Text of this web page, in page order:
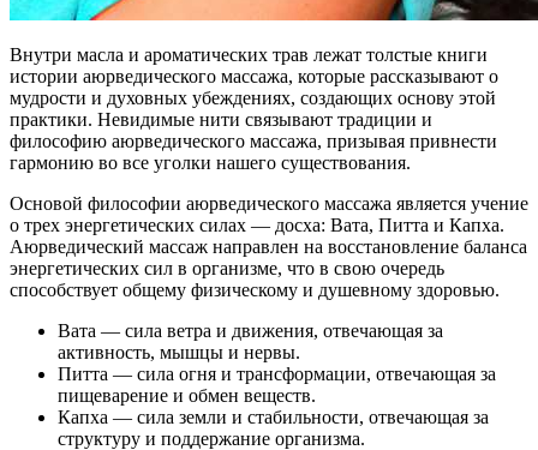
Внутри масла и ароматических трав лежат толстые книги
истории аюрведического массажа, которые рассказывают о
мудрости и духовных убеждениях, создающих основу этой
практики. Невидимые нити связывают традиции и
философию аюрведического массажа, призывая привнести
гармонию во все уголки нашего существования.
Основой философии аюрведического массажа является учение
о трех энергетических силах — досха: Вата, Питта и Капха.
Аюрведический массаж направлен на восстановление баланса
энергетических сил в организме, что в свою очередь
способствует общему физическому и душевному здоровью.
Вата — сила ветра и движения, отвечающая за
активность, мышцы и нервы.
Питта — сила огня и трансформации, отвечающая за
пищеварение и обмен веществ.
Капха — сила земли и стабильности, отвечающая за
структуру и поддержание организма.